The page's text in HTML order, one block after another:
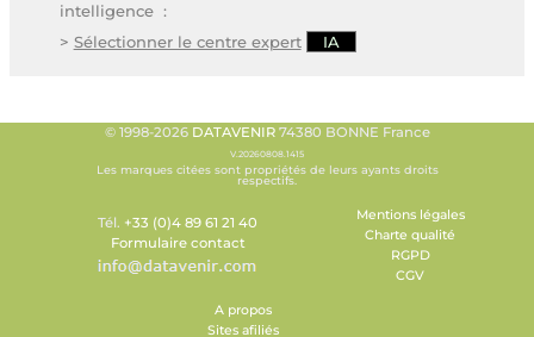
intelligence :
> Sélectionner le centre expert IA
© 1998-2026 DATAVENIR74380 BONNE France
V.20260808.1415
Les marques citées sont propriétés de leurs ayants droits
respectifs.
Tél. +33 (0)4 89 61 21 40
Formulaire contact
Mentions légales
Charte qualité
RGPD
CGV
A propos
Sites afiliés